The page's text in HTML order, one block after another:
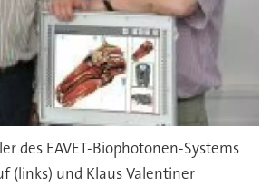
des EAVET-Biophotonen-Systems
(links) und Klaus Valentiner